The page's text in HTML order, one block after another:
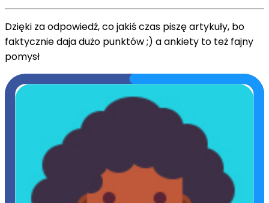
Dzięki za odpowiedź, co jakiś czas piszę artykuły, bo
faktycznie daja dużo punktów ;) a ankiety to też fajny
pomysł